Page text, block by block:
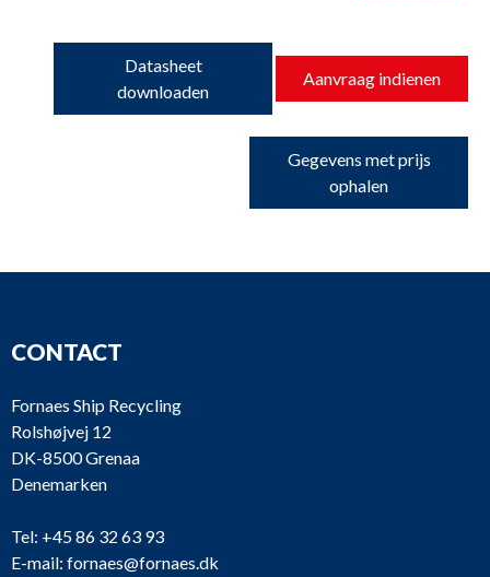
Datasheet
downloaden
Aanvraag indienen
Gegevens met prijs
ophalen
CONTACT
Fornaes Ship Recycling
Rolshøjvej 12
DK-8500 Grenaa
Denemarken
Tel: +45 86 32 63 93
E-mail: fornaes@fornaes.dk